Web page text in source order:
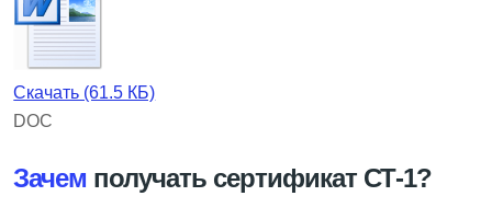
Скачать (61.5 КБ)
DOC
Зачем получать сертификат СТ-1?